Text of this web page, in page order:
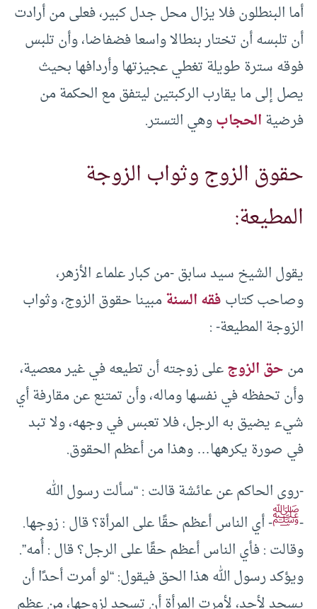
أما البنطلون فلا يزال محل جدل كبير، فعلى من أرادت
أن تلبسه أن تختار بنطالا واسعا فضفاضا، وأن تلبس
فوقه سترة طويلة تغطي عجيزتها وأردافها بحيث
يصل إلى ما يقارب الركبتين ليتفق مع الحكمة من
فرضيةالحجابوهي التستر.
حقوق الزوج وثواب الزوجة
المطيعة:
يقول الشيخ سيد سابق -من كبار علماء الأزهر،
وصاحب كتابفقه السنةمبينا حقوق الزوج، وثواب
الزوجة المطيعة- :
منحق الزوجعلى زوجته أن تطيعه في غير معصية،
وأن تحفظه في نفسها وماله، وأن تمتنع عن مقارفة أي
شيء يضيق به الرجل، فلا تعبس في وجهه، ولا تبد
في صورة يكرهها… وهذا من أعظم الحقوق.
-روى الحاكم عن عائشة قالت : “سألت رسول الله
-ﷺ- أي الناس أعظم حقًا على المرأة؟ قال : زوجها.
وقالت : فأي الناس أعظم حقًا على الرجل؟ قال : أُمه”.
ويؤكد رسول الله هذا الحق فيقول: “لو أمرت أحدًا أن